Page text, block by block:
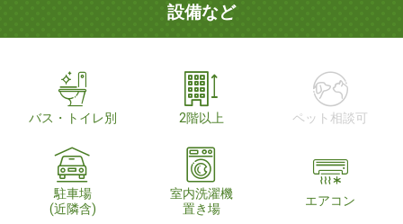
設備など
バス・トイレ別 2階以上 ペット相談可
駐車場
(近隣含)
室内洗濯機
置き場
エアコン